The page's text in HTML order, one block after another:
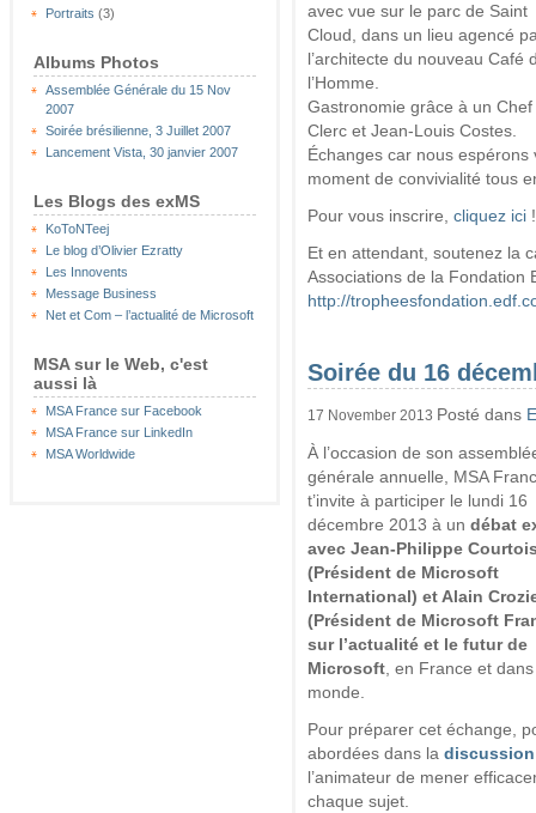
Portraits (3)
Albums Photos
Assemblée Générale du 15 Nov
2007
Soirée brésilienne, 3 Juillet 2007
Lancement Vista, 30 janvier 2007
Les Blogs des exMS
KoToNTeej
Le blog d’Olivier Ezratty
Les Innovents
Message Business
Net et Com – l’actualité de Microsoft
MSA sur le Web, c'est
aussi là
MSA France sur Facebook
MSA France sur LinkedIn
MSA Worldwide
avec vue sur le parc de Saint
Cloud, dans un lieu agencé
l’architecte du nouveau Café
l’Homme.
Gastronomie grâce à un
Clerc et Jean-Louis Costes.
Échanges car nous
moment de convivialité tous
Pour vous inscrire, cliquez ici !
Et en attendant, soutenez la
Associations de la Fondation
http://
Soirée du 16
17 November 2013 Posté dans
À l’occasion de son
générale annuelle, MSA
t’invite à participer le lundi 16
décembre 2013 à un débat
avec Jean-Philippe
(Président de Microsoft
International) et Alain
(Président de Microsoft
sur l’actualité et le futur de
Microsoft , en France et
monde.
Pour préparer cet échange,
abordées dans la
l’animateur de mener
chaque sujet.